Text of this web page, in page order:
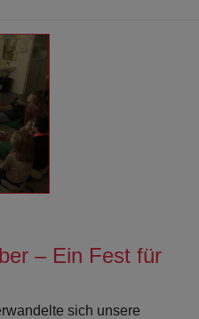
– Ein Fest für
sich unsere